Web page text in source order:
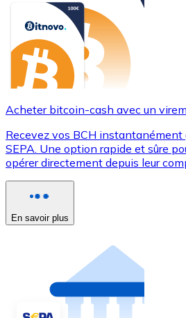
Acheter bitcoin-cash avec un
Recevez vos BCH instantanément
SEPA. Une option rapide et sûre
opérer directement depuis leur
En savoir plus